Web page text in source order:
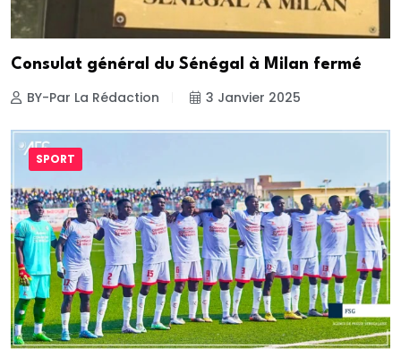
Consulat général du Sénégal à Milan fermé
BY-Par La Rédaction 3 Janvier 2025
SPORT